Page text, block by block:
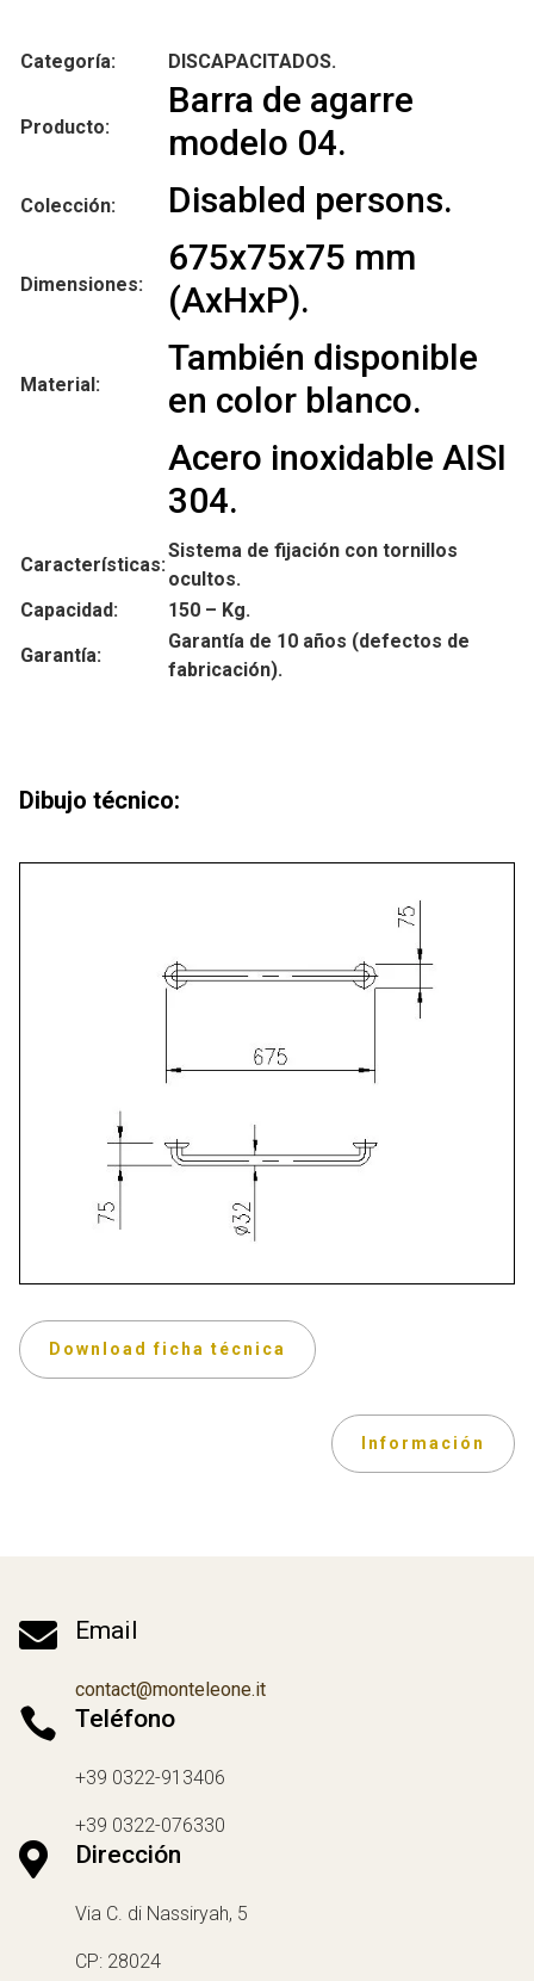
Categoría: DISCAPACITADOS.
Producto:
Barra de agarre
modelo 04.
Colección: Disabled persons.
Dimensiones:
675x75x75 mm
(AxHxP).
Material:
También disponible
en color blanco.
Acero inoxidable AISI
304.
Características:
Sistema de fijación con tornillos
ocultos.
Capacidad:
150 – Kg.
Garantía:
Garantía de 10 años (defectos de
fabricación).
Dibujo técnico:
Download ficha técnica
Información
 Email
contact@monteleone.it
 Teléfono
+39 0322-913406
+39 0322-076330
 Dirección
Via C. di Nassiryah, 5
CP: 28024